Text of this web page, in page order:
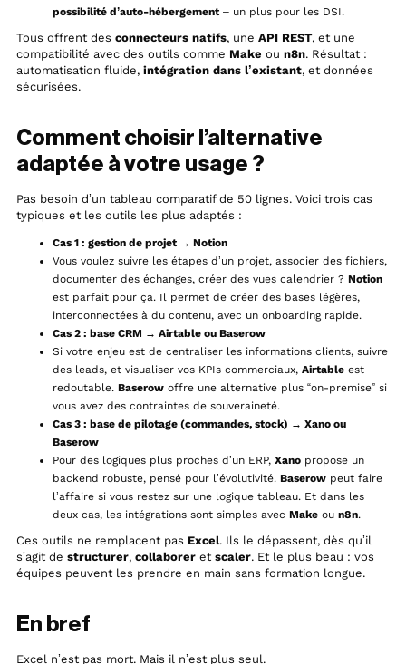
possibilité d’auto-hébergement– un plus pour les DSI.
Tous offrent des connecteurs natifs, une API REST, et une
compatibilité avec des outils comme Make ou n8n. Résultat :
automatisation fluide, intégration dans l’existant, et données
sécurisées.
Comment choisir l’alternative
adaptée à votre usage ?
Pas besoin d’un tableau comparatif de 50 lignes. Voici trois cas
typiques et les outils les plus adaptés :
Cas 1 : gestion de projet → Notion
Vous voulez suivre les étapes d’un projet, associer des fichiers,
documenter des échanges, créer des vues calendrier ? Notion
est parfait pour ça. Il permet de créer des bases légères,
interconnectées à du contenu, avec un onboarding rapide.
Cas 2 : base CRM → Airtable ou Baserow
Si votre enjeu est de centraliser les informations clients, suivre
des leads, et visualiser vos KPIs commerciaux, Airtableest
redoutable. Baserowoffre une alternative plus “on-premise” si
vous avez des contraintes de souveraineté.
Cas 3 : base de pilotage (commandes, stock) → Xano ou
Baserow
Pour des logiques plus proches d’un ERP, Xanopropose un
backend robuste, pensé pour l’évolutivité. Baserowpeut faire
l’affaire si vous restez sur une logique tableau. Et dans les
deux cas, les intégrations sont simples avec Makeou n8n.
Ces outils ne remplacent pas Excel. Ils le dépassent, dès qu’il
s’agit de structurer, collaboreret scaler. Et le plus beau : vos
équipes peuvent les prendre en main sans formation longue.
En bref
Excel n’est pas mort. Mais il n’est plus seul.